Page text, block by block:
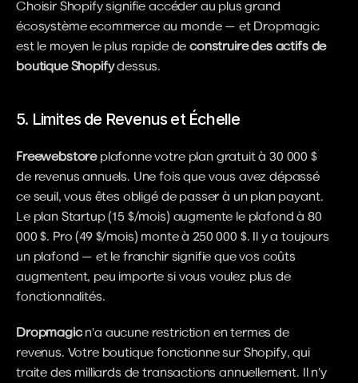
Choisir Shopify signifie accéder au plus grand
écosystème ecommerce au monde — et Dropmagic
est le moyen le plus rapide de construire des actifs de
boutique Shopify dessus.
5. Limites de Revenus et Échelle
Freewebstore plafonne votre plan gratuit à 30 000 $
de revenus annuels. Une fois que vous avez dépassé
ce seuil, vous êtes obligé de passer à un plan payant.
Le plan Startup (15 $/mois) augmente le plafond à 80
000 $. Pro (49 $/mois) monte à 250 000 $. Il y a toujours
un plafond — et le franchir signifie que vos coûts
augmentent, peu importe si vous voulez plus de
fonctionnalités.
Dropmagic n'a aucune restriction en termes de
revenus. Votre boutique fonctionne sur Shopify, qui
traite des milliards de transactions annuellement. Il n'y